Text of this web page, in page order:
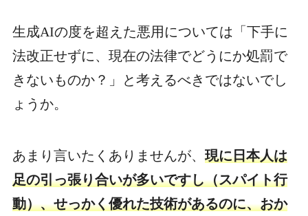
生成AIの度を超えた悪用については「下手に
法改正せずに、現在の法律でどうにか処罰で
きないものか？」と考えるべきではないでし
ょうか。
あまり言いたくありませんが、 現に日本人は
足の引っ張り合いが多いですし（スパイト行
動）、せっかく優れた技術があるのに、おか